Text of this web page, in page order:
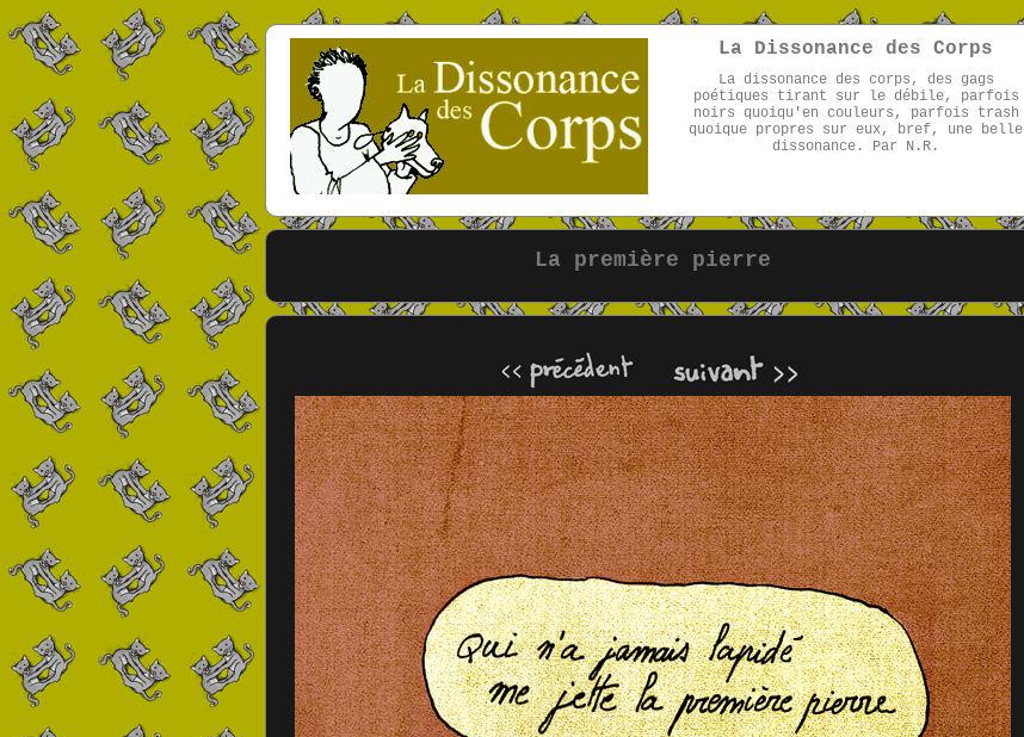
La Dissonance des Corps
La dissonance des corps, des gags
poétiques tirant sur le débile, parfois
noirs quoiqu'en couleurs, parfois trash
quoique propres sur eux, bref, une belle
dissonance. Par N.R.
La première pierre